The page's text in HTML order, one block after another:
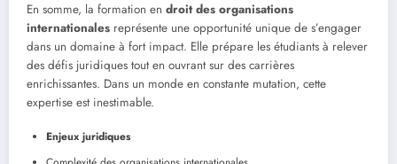
En somme, la formation en droit des organisations
internationales représente une opportunité unique de s’engager
dans un domaine à fort impact. Elle prépare les étudiants à relever
des défis juridiques tout en ouvrant sur des carrières
enrichissantes. Dans un monde en constante mutation, cette
expertise est inestimable.
Enjeux juridiques